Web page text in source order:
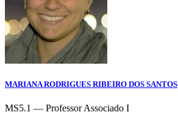
MARIANA RODRIGUES RIBEIRO DOS SANTOS
MS5.1 — Professor Associado I